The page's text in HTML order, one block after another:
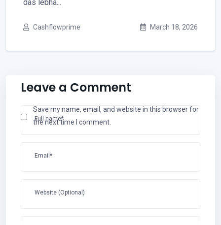
das lebha...
Cashflowprime March 18, 2026
Leave a Comment
Full name*
Email*
Website (Optional)
Save my name, email, and website in this browser for
the next time I comment.